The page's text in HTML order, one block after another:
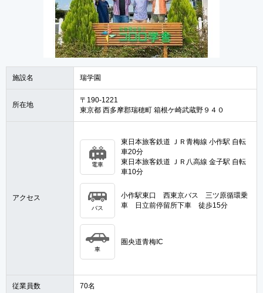
施設名 瑞学園
所在地
〒190-1221
東京都 西多摩郡瑞穂町 箱根ケ崎武蔵野９４０
アクセス
電車
東日本旅客鉄道 ＪＲ青梅線 小作駅 自転
車20分
東日本旅客鉄道 ＪＲ八高線 金子駅 自転
車10分
バス
小作駅東口 西東京バス 三ツ原循環乗
車 日立前停留所下車 徒歩15分
車
圏央道青梅IC
従業員数 70名